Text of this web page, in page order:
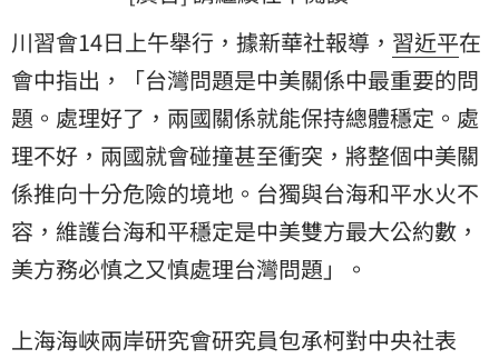
川習會14日上午舉行，據新華社報導， 習近平在
會中指出，「台灣問題是中美關係中最重要的問
題。處理好了，兩國關係就能保持總體穩定。處
理不好，兩國就會碰撞甚至衝突，將整個中美關
係推向十分危險的境地。台獨與台海和平水火不
容，維護台海和平穩定是中美雙方最大公約數，
美方務必慎之又慎處理台灣問題」。
上海海峽兩岸研究會研究員包承柯對中央社表